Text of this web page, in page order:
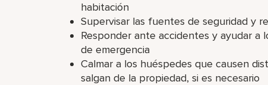
habitación
Supervisar las fuentes de seguridad y
Responder ante accidentes y ayudar a
de emergencia
Calmar a los huéspedes que causen
salgan de la propiedad, si es necesario